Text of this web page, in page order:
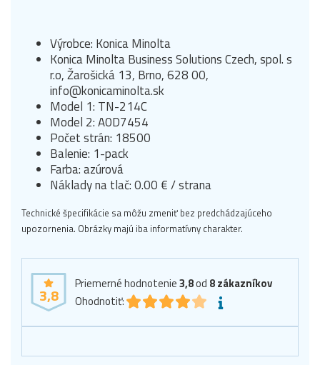
Výrobce: Konica Minolta
Konica Minolta Business Solutions Czech, spol. s
r.o, Žarošická 13, Brno, 628 00,
info@konicaminolta.sk
Model 1: TN-214C
Model 2: A0D7454
Počet strán: 18500
Balenie: 1-pack
Farba: azúrová
Náklady na tlač: 0.00 € / strana
Technické špecifikácie sa môžu zmeniť bez predchádzajúceho
upozornenia. Obrázky majú iba informatívny charakter.
3,8
Priemerné hodnotenie3,8od 8zákazníkov
Ohodnotiť: